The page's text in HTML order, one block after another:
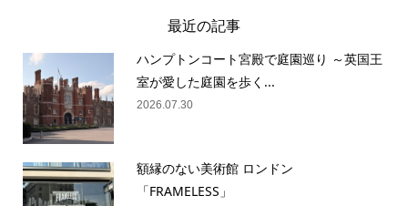
最近の記事
ハンプトンコート宮殿で庭園巡り ～英国王
室が愛した庭園を歩く...
2026.07.30
額縁のない美術館 ロンドン
「FRAMELESS」